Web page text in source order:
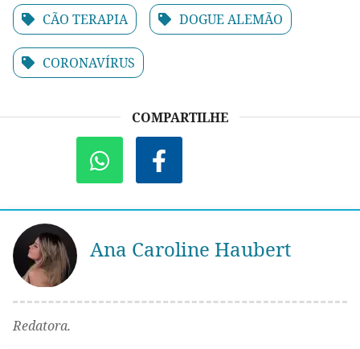
CÃO TERAPIA DOGUE ALEMÃO
CORONAVÍRUS
COMPARTILHE
Ana Caroline Haubert
Redatora.